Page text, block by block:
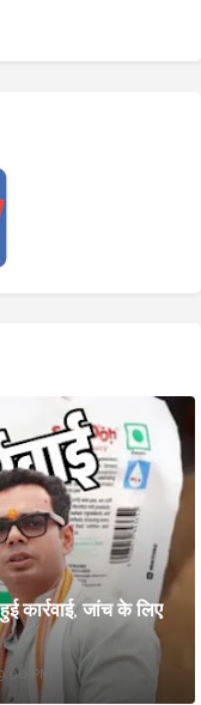
कार्रवाई, जांच के लिए
PM